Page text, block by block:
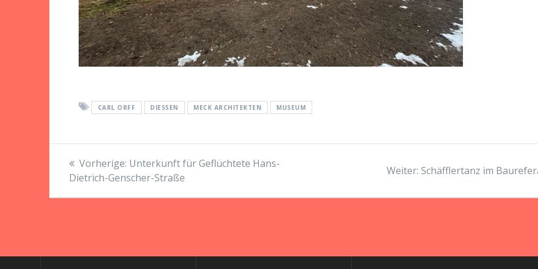
CARL ORFF DIESSEN MECK ARCHITEKTEN MUSEUM
Beitragsnavigation
Vorherige: Vorheriger
Beitrag:
Unterkunft für Geflüchtete Hans-
Dietrich-Genscher-Straße
Weiter: Nächster
Schäfflertanz im